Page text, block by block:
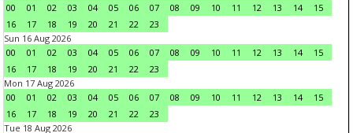
00
01 02 03 04 05 06 07 08 09 10 11 12 13 14
15
16
17 18 19 20 21 22
23
Sun 16 Aug 2026
00
01 02 03 04 05 06 07 08 09 10 11 12 13 14
15
16
17 18 19 20 21 22
23
Mon 17 Aug 2026
00
01 02 03 04 05 06 07 08 09 10 11 12 13 14
15
16
17 18 19 20 21 22
23
Tue 18 Aug 2026